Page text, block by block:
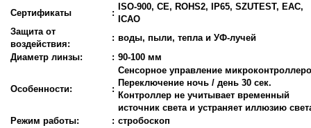
Сертификаты :
ISO-900, CE, ROHS2, IP65, SZUTEST, EAC,
ICAO
Защита от
воздействия:
: воды, пыли, тепла и УФ-лучей
Диаметр линзы:
: 90-100 мм
Особенности: :
Сенсорное управление
Переключение ночь / день 30 сек.
Контроллер не учитывает временный
источник света и устраняет иллюзию
Режим работы:
: стробоскоп